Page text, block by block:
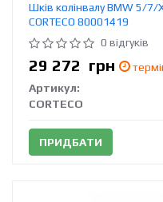
Шків колінвалу BMW 5/
CORTECO 80001419
0 відгуків
29 272 грн
Артикул:
CORTECO
ПРИДБАТИ